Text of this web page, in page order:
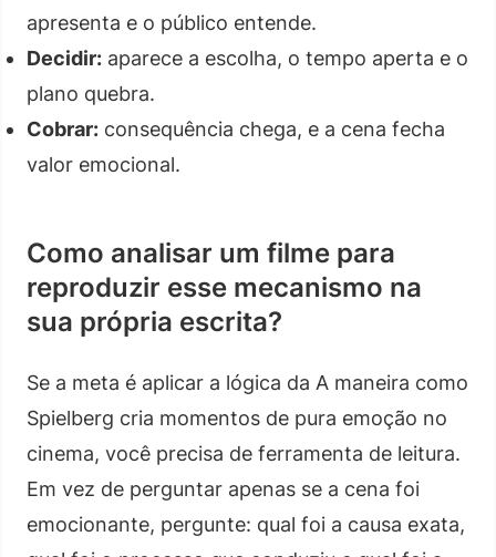
apresenta e o público entende.
Decidir: aparece a escolha, o tempo aperta e o
plano quebra.
Cobrar: consequência chega, e a cena fecha
valor emocional.
Como analisar um filme para
reproduzir esse mecanismo na
sua própria escrita?
Se a meta é aplicar a lógica da A maneira como
Spielberg cria momentos de pura emoção no
cinema, você precisa de ferramenta de leitura.
Em vez de perguntar apenas se a cena foi
emocionante, pergunte: qual foi a causa exata,